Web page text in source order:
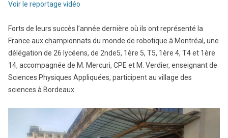
Voir le reportage vidéo
Forts de leurs succès l’année dernière où ils ont représenté la
France aux championnats du monde de robotique à Montréal, une
délégation de 26 lycéens, de 2nde5, 1ère 5, T5, 1ère 4, T4 et 1ère
14, accompagnée de M. Mercuri, CPE et M. Verdier, enseignant de
Sciences Physiques Appliquées, participent au village des
sciences à Bordeaux.